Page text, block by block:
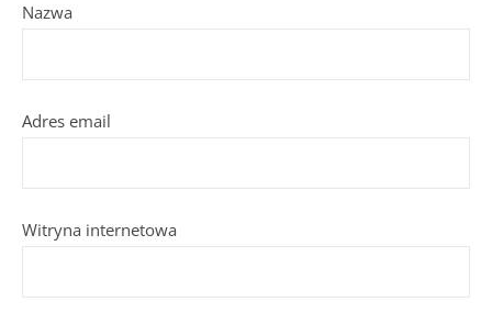
Nazwa
Adres email
Witryna internetowa